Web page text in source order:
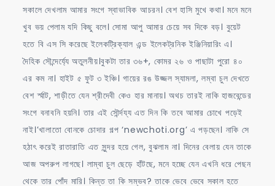
সকালে দেখলাম আমার সংগে স্বাভাবিক আচরন। বেশ হাসি মুখে কথা। মনে মনে
খুব ভয় পেলাম যদি কিছু বলে। সোমা আপু আমার চেয়ে সব দিকে বড়। বুয়েট
হতে বি এস সি করেছে ইলেকট্রিক্যাল এন্ড ইলেকট্রনিক ইঞ্জিনিয়ারিং এ।
দৈহিক সৌন্দের্য্যে অতুলনীয়।বুকটা তার ৩৬+, কোমর ২৬ ও পাছাটা পুরো ৪০
এর কম না। হাইট ৫ ফুট ৩ ইঞ্চি। গায়ের রঙ উজ্জল স্যামলা, লম্বা চুল দেখতে
বেশ র্স্মাট, শাড়ীতে যেন শ্রীদেবী কেও হার মানায়। অথচ তারই নাকি হাজবেন্ডের
সংগে বনাবনি হয়নি। তার এই সৌর্ন্দয্য এত দিন কি তবে আমার চোখে পড়েই
নাই।’খালাতো বোনকে চোদার গল্প ‘newchoti.org’ এ পড়ছেন। নাকি সে
হঠাৎ করেই রাতারাতি এত সুন্দর হয়ে গেল, বুঝলাম না। দিনের বেলায় যেন তাকে
আজ অপরুপ লাগছে। লাম্বা চুল ছেড়ে হাঁটছে, মনে হচ্ছে যেন এখনি ধরে পেছন
থেকে তার পোঁদ মারি। কিন্ত তা কি সম্ভব? তাকে ভেবে ভেবে সকাল হতে